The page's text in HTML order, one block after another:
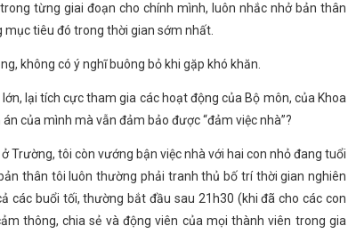
từng giai đoạn cho chính mình, luôn nhắc nhở bản thân
tiêu đó trong thời gian sớm nhất.
không có ý nghĩ buông bỏ khi gặp khó khăn.
lại tích cực tham gia các hoạt động của Bộ môn, của Khoa
của mình mà vẫn đảm bảo được “đảm việc nhà”?
Trường, tôi còn vướng bận việc nhà với hai con nhỏ đang tuổi
thân tôi luôn thường phải tranh thủ bố trí thời gian nghiên
các buổi tối, thường bắt đầu sau 21h30 (khi đã cho các con
thông, chia sẻ và động viên của mọi thành viên trong gia